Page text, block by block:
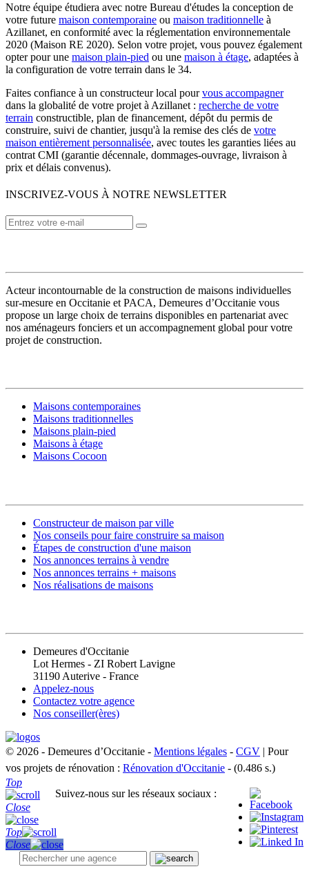
Notre équipe étudiera avec notre Bureau d'études la conception de
votre future maison contemporaine ou maison traditionnelle à
Azillanet, en conformité avec la réglementation environnementale
2020 (Maison RE 2020). Selon votre projet, vous pouvez également
opter pour une maison plain-pied ou une maison à étage, adaptées à
la configuration de votre terrain dans le 34.
Faites confiance à un constructeur local pourvous accompagner
dans la globalité de votre projet à Azillanet : recherche de votre
terrain constructible, plan de financement, dépôt du permis de
construire, suivi de chantier, jusqu'à la remise des clés de votre
maison entièrement personnalisée, avec toutes les garanties liées au
contrat CMI (garantie décennale, dommages-ouvrage, livraison à
prix et délais convenus).
INSCRIVEZ-VOUS À NOTRE NEWSLETTER
Acteur incontournable de la construction de maisons individuelles
sur-mesure en Occitanie et PACA, Demeures d’Occitanie vous
propose un large choix de terrains disponibles en partenariat avec
nos aménageurs fonciers et un accompagnement global pour votre
projet de construction.
Maisons contemporaines
Maisons traditionnelles
Maisons plain-pied
Maisons à étage
Maisons Cocoon
Constructeur de maison par ville
Nos conseils pour faire construire sa maison
Étapes de construction d'une maison
Nos annonces terrains à vendre
Nos annonces terrains + maisons
Nos réalisations de maisons
Demeures d'Occitanie
Lot Hermes - ZI Robert Lavigne
31190 Auterive - France
Appelez-nous
Contactez votre agence
Nos conseiller(ères)
© 2026 - Demeures d’Occitanie - Mentions légales - CGV | Pour
vos projets de rénovation : Rénovation d'Occitanie - (0.486 s.)
Suivez-nous sur les réseaux sociaux :
Top
Close
Top
Close